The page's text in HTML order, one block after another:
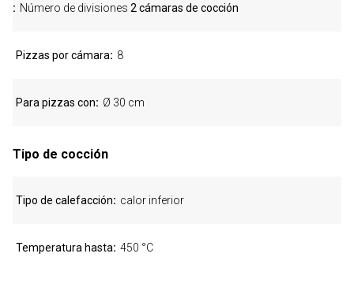
Número de divisiones 2 cámaras de cocción
Pizzas por cámara 8
Para pizzas con Ø 30 cm
Tipo de cocción
Tipo de calefacción calor inferior
Temperatura hasta 450 °C